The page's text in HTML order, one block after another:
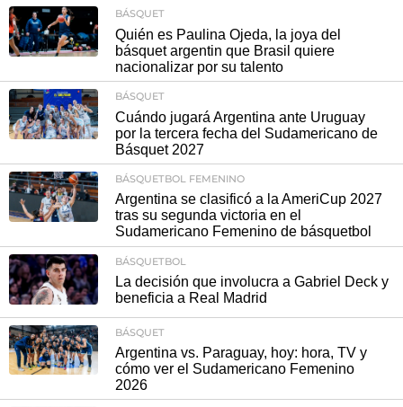
BÁSQUET
Quién es Paulina Ojeda, la joya del
básquet argentin que Brasil quiere
nacionalizar por su talento
BÁSQUET
Cuándo jugará Argentina ante Uruguay
por la tercera fecha del Sudamericano de
Básquet 2027
BÁSQUETBOL FEMENINO
Argentina se clasificó a la AmeriCup 2027
tras su segunda victoria en el
Sudamericano Femenino de básquetbol
BÁSQUETBOL
La decisión que involucra a Gabriel Deck y
beneficia a Real Madrid
BÁSQUET
Argentina vs. Paraguay, hoy: hora, TV y
cómo ver el Sudamericano Femenino
2026